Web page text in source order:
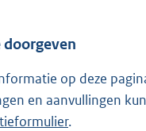
doorgeven
op deze
en aanvullingen
.